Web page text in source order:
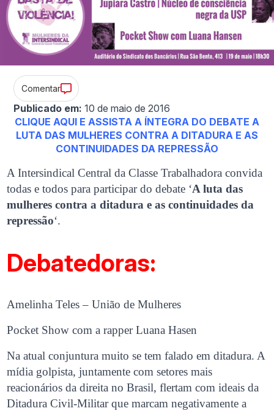
Comentar
Publicado em: 10 de maio de 2016
CLIQUE AQUI E ASSISTA A ÍNTEGRA DO DEBATE A
LUTA DAS MULHERES CONTRA A DITADURA E AS
CONTINUIDADES DA REPRESSÃO
A Intersindical Central da Classe Trabalhadora convida
todas e todos para participar do debate ‘A luta das
mulheres contra a ditadura e as continuidades da
repressão‘.
Debatedoras:
Amelinha Teles – União de Mulheres
Pocket Show com a rapper Luana Hasen
Na atual conjuntura muito se tem falado em ditadura. A
mídia golpista, juntamente com setores mais
reacionários da direita no Brasil, flertam com ideais da
Ditadura Civil-Militar que marcam negativamente a